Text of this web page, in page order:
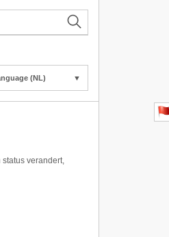
(NL) ▼
verandert,